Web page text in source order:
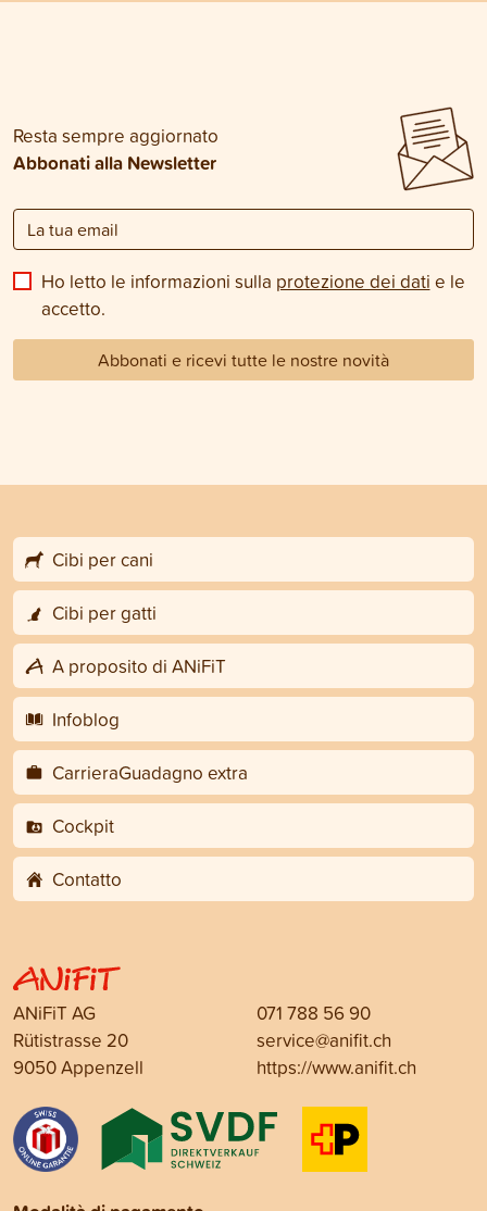
Resta sempre aggiornato
Abbonati alla Newsletter
Ho letto le informazioni sulla protezione dei dati e le
accetto.
Abbonati e ricevi tutte le nostre novità
Cibi per cani
Cibi per gatti
A proposito di ANiFiT
Infoblog
CarrieraGuadagno extra
Cockpit
Contatto
ANiFiT AG
Rütistrasse 20
9050 Appenzell
071 788 56 90
service@anifit.ch
https://www.anifit.ch